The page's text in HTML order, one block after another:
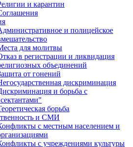
и карантин
и полицейское
для молитвы
в регистрации и ликвидация
объединений
от гонений
дискриминация
и борьба с
борьба
и СМИ
с местным населением и
с учреждениями культуры